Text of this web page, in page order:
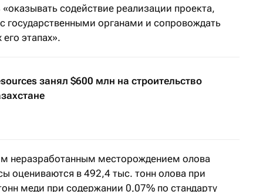
содействие реализации проекта,
государственными органами и сопровождать
этапах».
занял $600 млн на строительство
неразработанным месторождением олова
оцениваются в 492,4 тыс. тонн олова при
меди при содержании 0,07% по стандарту